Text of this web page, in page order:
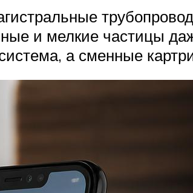
и мелкие частицы
а сменные